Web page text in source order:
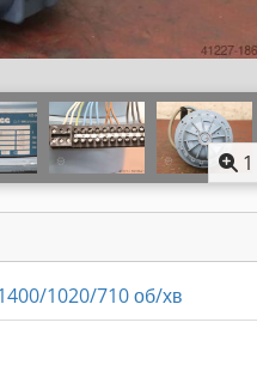
1
1020/710 об/хв